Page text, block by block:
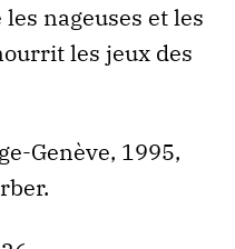
nageuses et les
les jeux des
Genève, 1995,